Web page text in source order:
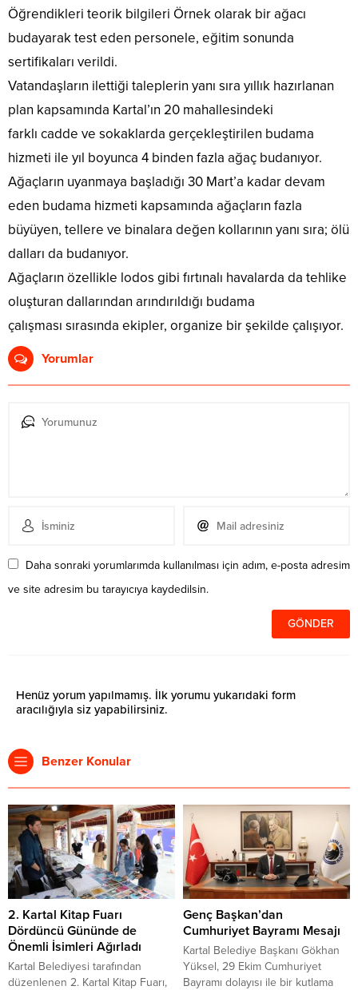
Öğrendikleri teorik bilgileri Örnek olarak bir ağacı
budayarak test eden personele, eğitim sonunda
sertifikaları verildi.
Vatandaşların ilettiği taleplerin yanı sıra yıllık hazırlanan
plan kapsamında Kartal’ın 20 mahallesindeki
farklı cadde ve sokaklarda gerçekleştirilen budama
hizmeti ile yıl boyunca 4 binden fazla ağaç budanıyor.
Ağaçların uyanmaya başladığı 30 Mart’a kadar devam
eden budama hizmeti kapsamında ağaçların fazla
büyüyen, tellere ve binalara değen kollarının yanı sıra; ölü
dalları da budanıyor.
Ağaçların özellikle lodos gibi fırtınalı havalarda da tehlike
oluşturan dallarından arındırıldığı budama
çalışması sırasında ekipler, organize bir şekilde çalışıyor.
Yorumlar
Daha sonraki yorumlarımda kullanılması için adım, e-posta adresim
ve site adresim bu tarayıcıya kaydedilsin.
Henüz yorum yapılmamış. İlk yorumu yukarıdaki form
aracılığıyla siz yapabilirsiniz.
Benzer Konular
2. Kartal Kitap Fuarı
Dördüncü Gününde de
Önemli İsimleri Ağırladı
Kartal Belediyesi tarafından
düzenlenen 2. Kartal Kitap Fuarı,
Genç Başkan’dan
Cumhuriyet Bayramı Mesajı
Kartal Belediye Başkanı Gökhan
Yüksel, 29 Ekim Cumhuriyet
Bayramı dolayısı ile bir kutlama